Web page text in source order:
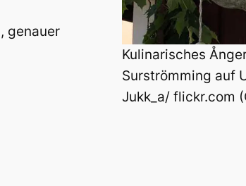
Kulinarisches
Surströmming auf
Jukk_a/ flickr.com
genauer